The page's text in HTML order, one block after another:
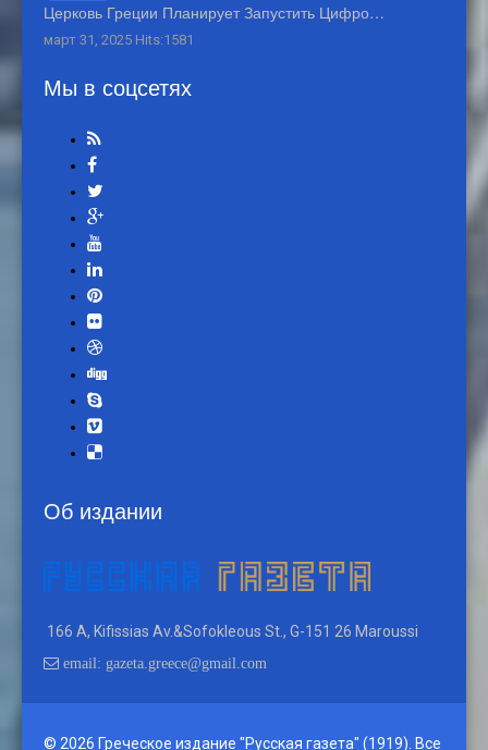
Церковь Греции Планирует Запустить Цифро…
март 31, 2025 Hits:1581
Мы в соцсетях
Об издании
166 A, Kifissias Av.&Sofokleous St., G-151 26 Maroussi
email: gazeta.greece@gmail.com
© 2026 Греческое издание "Русская газета" (1919). Все